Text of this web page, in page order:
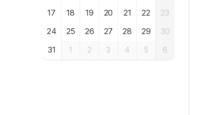
17
18 19 20 21 22
23
24
25 26 27 28 29
30
31
1 2 3 4 5 6